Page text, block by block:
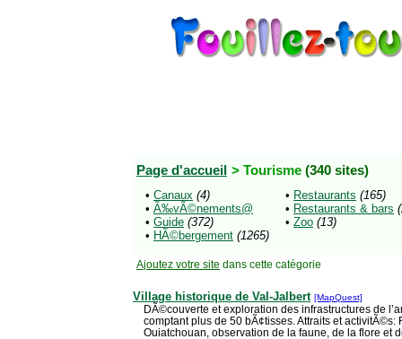
Page d'accueil > Tourisme (340 sites)
• Canaux (4)
• Ã‰vÃ©nements@
• Guide (372)
• HÃ©bergement (1265)
• Restaurants (165)
• Restaurants & bars
• Zoo (13)
Ajoutez votre site dans cette catégorie
Village historique de Val-Jalbert [MapQuest]
DÃ©couverte et exploration des infrastructures de
comptant plus de 50 bÃ¢tisses. Attraits et activitÃ©s:
Ouiatchouan, observation de la faune, de la flore et